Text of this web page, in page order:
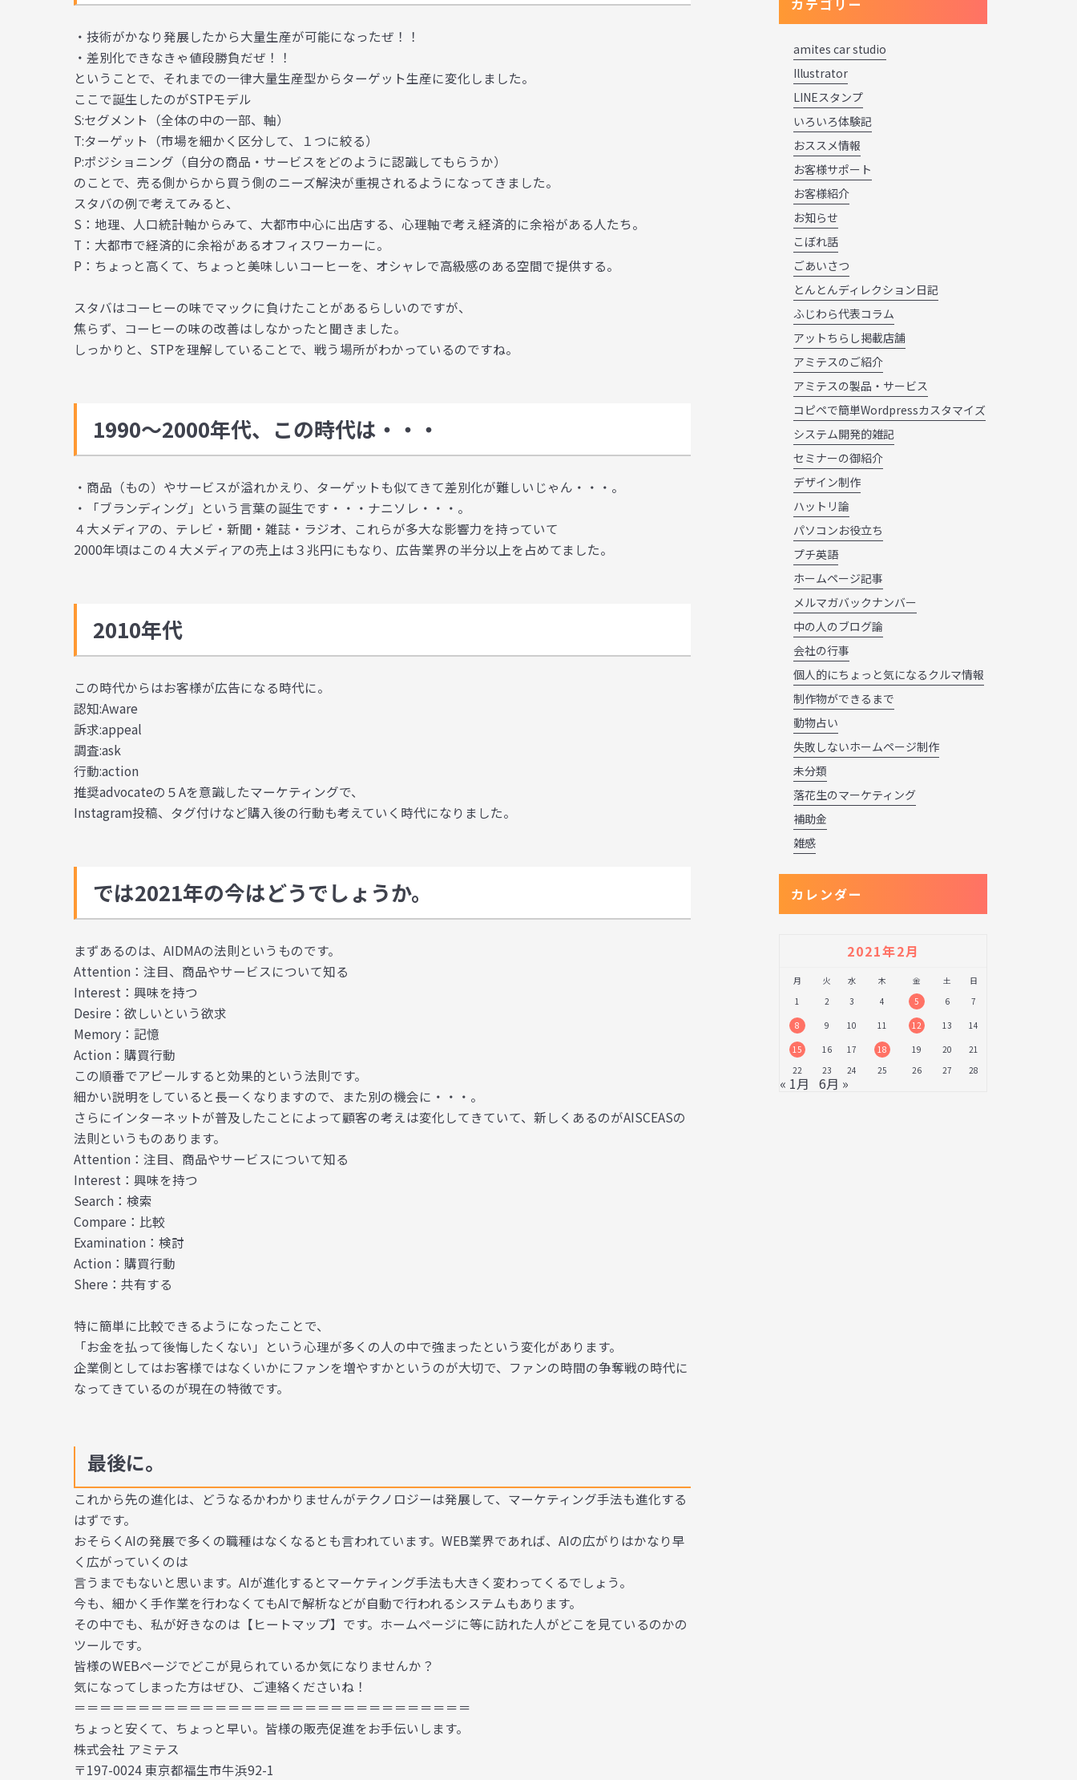
・技術がかなり発展したから大量生産が可能になったぜ！！
・差別化できなきゃ値段勝負だぜ！！
ということで、それまでの一律大量生産型からターゲット生産に変化しました。
ここで誕生したのがSTPモデル
S:セグメント（全体の中の一部、軸）
T:ターゲット（市場を細かく区分して、１つに絞る）
P:ポジショニング（自分の商品・サービスをどのように認識してもらうか）
のことで、売る側からから 買う側のニーズ解決が重視されるようになってきました。
スタバの例で考えてみると、
S：地理、人口統計軸からみて、大都市中心に出店する、心理軸で考え経済的に余裕がある人たち。
T：大都市で経済的に余裕があるオフィスワーカーに。
P：ちょっと高くて、ちょっと美味しいコーヒーを、オシャレで高級感のある空間で提供する。
スタバはコーヒーの味でマックに負けたことがあるらしいのですが、
焦らず、コーヒーの味の改善はしなかったと聞きました。
しっかりと、STPを理解していることで、戦う場所がわかっているのですね。
1990～2000年代、この時代は・・・
・商品（もの）やサービスが溢れかえり、ターゲットも似てきて差別化が難しいじゃん・・・。
・「ブランディング」という言葉の誕生です・・・ナニソレ・・・。
４大メディアの、テレビ・新聞・雑誌・ラジオ、これらが多大な影響力を持っていて
2000年頃はこの４大メディアの売上は３兆円にもなり、広告業界の半分以上を占めてました。
2010年代
この時代からはお客様が広告になる時代に。
認知:Aware
訴求:appeal
調査:ask
行動:action
推奨advocateの５Aを意識したマーケティングで、
Instagram投稿、タグ付けなど購入後の行動も考えていく時代になりました。
では2021年の今はどうでしょうか。
まずあるのは、AIDMAの法則というものです。
Attention：注目、商品やサービスについて知る
Interest：興味を持つ
Desire：欲しいという欲求
Memory：記憶
Action：購買行動
この順番でアピールすると効果的という法則です。
細かい説明をしていると長ーくなりますので、また別の機会に・・・。
さらにインターネットが普及したことによって顧客の考えは変化してきていて、新しくあるのがAISCEASの
法則というものあります。
Attention：注目、商品やサービスについて知る
Interest：興味を持つ
Search：検索
Compare：比較
Examination：検討
Action：購買行動
Shere：共有する
特に簡単に比較できるようになったことで、
「お金を払って後悔したくない」という心理が多くの人の中で強まったという変化があります。
企業側としてはお客様ではなくいかにファンを増やすかというのが大切で、ファンの時間の争奪戦の時代に
なってきているのが現在の特徴です。
最後に。
これから先の進化は、どうなるかわかりませんがテクノロジーは発展して、マーケティング手法も進化する
はずです。
おそらくAIの発展で多くの職種はなくなるとも言われています。WEB業界であれば、AIの広がりはかなり早
く広がっていくのは
言うまでもないと思います。AIが進化するとマーケティング手法も大きく変わってくるでしょう。
今も、細かく手作業を行わなくてもAIで解析などが自動で行われるシステムもあります。
その中でも、私が好きなのは【ヒートマップ】です。ホームページに等に訪れた人がどこを見ているのかの
ツールです。
皆様のWEBページでどこが見られているか気になりませんか？
気になってしまった方はぜひ、ご連絡くださいね！
＝＝＝＝＝＝＝＝＝＝＝＝＝＝＝＝＝＝＝＝＝＝＝＝＝＝＝＝＝＝＝
ちょっと安くて、ちょっと早い。皆様の販売促進をお手伝いします。
株式会社 アミテス
〒197-0024 東京都福生市牛浜92-1
カテゴリー
amites car studio
Illustrator
LINEスタンプ
いろいろ体験記
おススメ情報
お客様サポート
お客様紹介
お知らせ
こぼれ話
ごあいさつ
とんとんディレクション日記
ふじわら代表コラム
アットちらし掲載店舗
アミテスのご紹介
アミテスの製品・サービス
コピペで簡単Wordpressカスタマイズ
システム開発的雑記
セミナーの御紹介
デザイン制作
ハットリ論
パソコンお役立ち
プチ英語
ホームページ記事
メルマガバックナンバー
中の人のブログ論
会社の行事
個人的にちょっと気になるクルマ情報
制作物ができるまで
動物占い
失敗しないホームページ制作
未分類
落花生のマーケティング
補助金
雑感
カレンダー
2021年2月
月 火 水 木 金 土
日
1
2 3 4 5 6
7
8
9 10 11 12 13
14
15
16 17 18 19 20
21
22
23 24 25 26 27 28
« 1月 6月 »